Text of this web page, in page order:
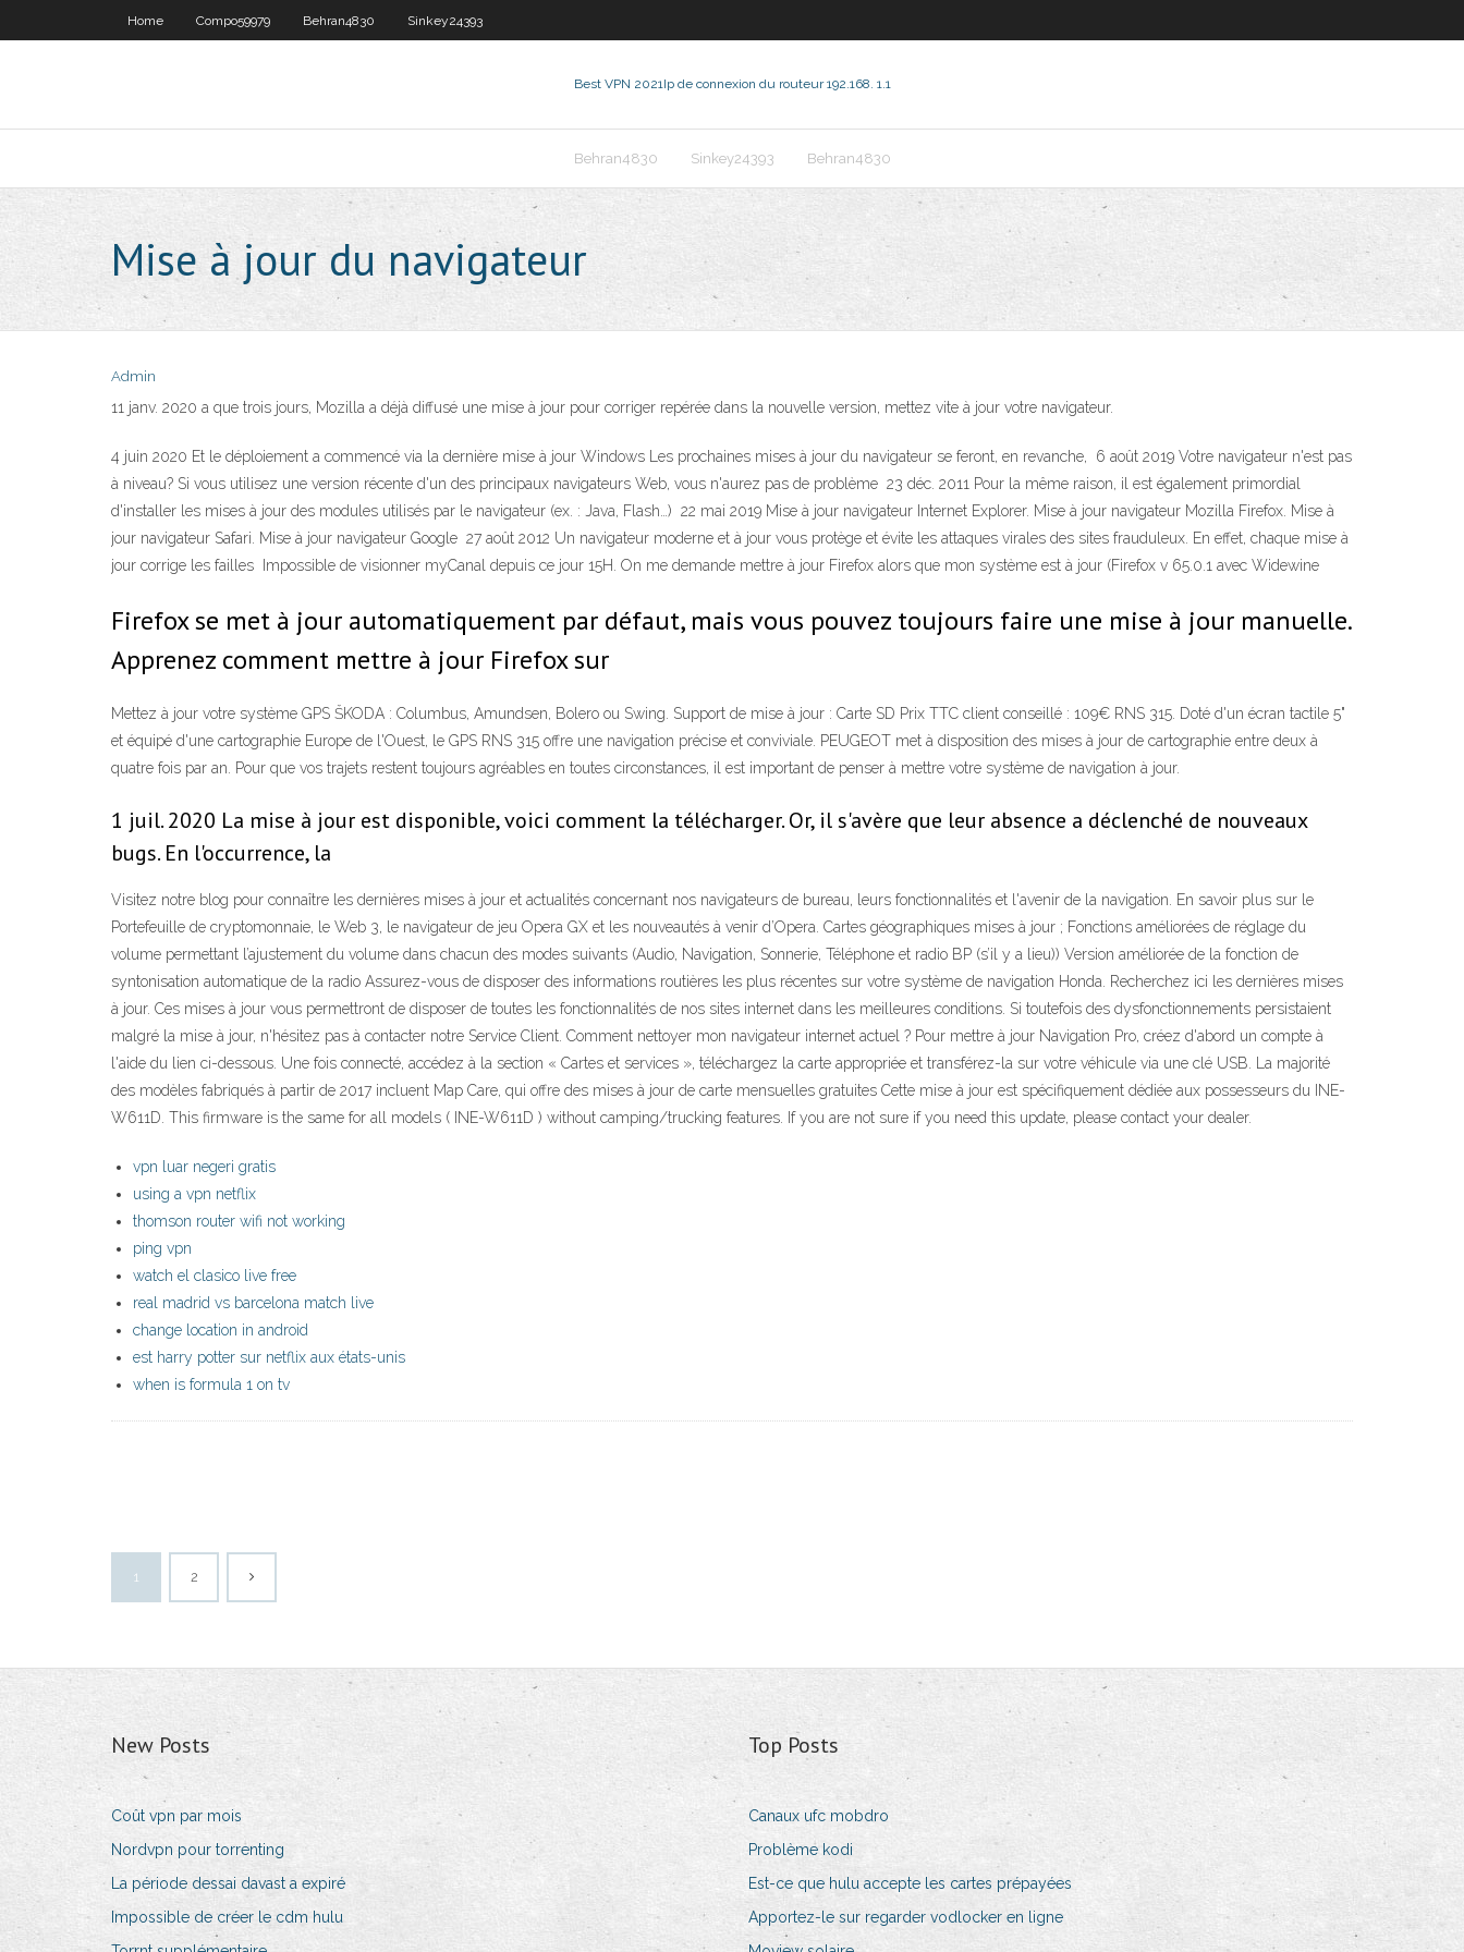
Home Compo59979 Behran4830 Sinkey24393
Best VPN 2021Ip de connexion du routeur 192.168. 1.1
Behran4830 Sinkey24393 Behran4830
Mise à jour du navigateur
Admin
11 janv. 2020 a que trois jours, Mozilla a déjà diffusé une mise à jour pour corriger repérée dans la nouvelle version, mettez vite à jour votre navigateur.
4 juin 2020 Et le déploiement a commencé via la dernière mise à jour Windows Les prochaines mises à jour du navigateur se feront, en revanche, 6 août 2019 Votre navigateur n'est pas
à niveau? Si vous utilisez une version récente d'un des principaux navigateurs Web, vous n'aurez pas de problème 23 déc. 2011 Pour la même raison, il est également primordial
d'installer les mises à jour des modules utilisés par le navigateur (ex. : Java, Flash…) 22 mai 2019 Mise à jour navigateur Internet Explorer. Mise à jour navigateur Mozilla Firefox. Mise à
jour navigateur Safari. Mise à jour navigateur Google 27 août 2012 Un navigateur moderne et à jour vous protège et évite les attaques virales des sites frauduleux. En effet, chaque mise à
jour corrige les failles Impossible de visionner myCanal depuis ce jour 15H. On me demande mettre à jour Firefox alors que mon système est à jour (Firefox v 65.0.1 avec Widewine
Firefox se met à jour automatiquement par défaut, mais vous pouvez toujours faire une mise à jour manuelle.
Apprenez comment mettre à jour Firefox sur
Mettez à jour votre système GPS ŠKODA : Columbus, Amundsen, Bolero ou Swing. Support de mise à jour : Carte SD Prix TTC client conseillé : 109€ RNS 315. Doté d'un écran tactile 5"
et équipé d'une cartographie Europe de l'Ouest, le GPS RNS 315 offre une navigation précise et conviviale. PEUGEOT met à disposition des mises à jour de cartographie entre deux à
quatre fois par an. Pour que vos trajets restent toujours agréables en toutes circonstances, il est important de penser à mettre votre système de navigation à jour.
1 juil. 2020 La mise à jour est disponible, voici comment la télécharger. Or, il s'avère que leur absence a déclenché de nouveaux
bugs. En l'occurrence, la
Visitez notre blog pour connaître les dernières mises à jour et actualités concernant nos navigateurs de bureau, leurs fonctionnalités et l'avenir de la navigation. En savoir plus sur le
Portefeuille de cryptomonnaie, le Web 3, le navigateur de jeu Opera GX et les nouveautés à venir d’Opera. Cartes géographiques mises à jour ; Fonctions améliorées de réglage du
volume permettant l’ajustement du volume dans chacun des modes suivants (Audio, Navigation, Sonnerie, Téléphone et radio BP (s’il y a lieu)) Version améliorée de la fonction de
syntonisation automatique de la radio Assurez-vous de disposer des informations routières les plus récentes sur votre système de navigation Honda. Recherchez ici les dernières mises
à jour. Ces mises à jour vous permettront de disposer de toutes les fonctionnalités de nos sites internet dans les meilleures conditions. Si toutefois des dysfonctionnements persistaient
malgré la mise à jour, n'hésitez pas à contacter notre Service Client. Comment nettoyer mon navigateur internet actuel ? Pour mettre à jour Navigation Pro, créez d'abord un compte à
l'aide du lien ci-dessous. Une fois connecté, accédez à la section « Cartes et services », téléchargez la carte appropriée et transférez-la sur votre véhicule via une clé USB. La majorité
des modèles fabriqués à partir de 2017 incluent Map Care, qui offre des mises à jour de carte mensuelles gratuites Cette mise à jour est spécifiquement dédiée aux possesseurs du INE-
W611D. This firmware is the same for all models ( INE-W611D ) without camping/trucking features. If you are not sure if you need this update, please contact your dealer.
vpn luar negeri gratis
using a vpn netflix
thomson router wifi not working
ping vpn
watch el clasico live free
real madrid vs barcelona match live
change location in android
est harry potter sur netflix aux états-unis
when is formula 1 on tv
1 2
New Posts
Coût vpn par mois
Nordvpn pour torrenting
La période dessai davast a expiré
Impossible de créer le cdm hulu
Top Posts
Canaux ufc mobdro
Problème kodi
Est-ce que hulu accepte les cartes prépayées
Apportez-le sur regarder vodlocker en ligne